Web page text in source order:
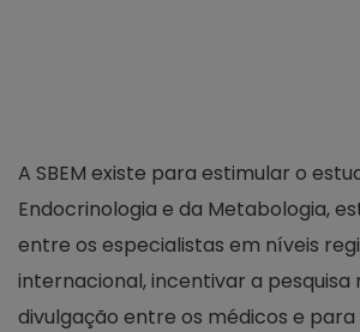
A SBEM existe para estimular o
Endocrinologia e da Metabologia,
entre os especialistas em níveis
internacional, incentivar a pesquisa
divulgação entre os médicos e